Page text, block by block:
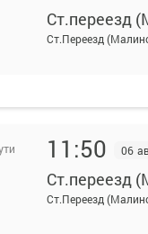
Ст.переезд
Ст.Переезд
11:50 06
Ст.переезд
Ст.Переезд